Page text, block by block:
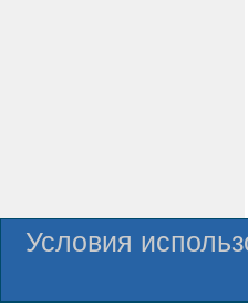
Условия